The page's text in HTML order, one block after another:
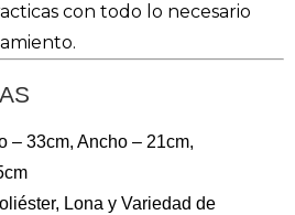
con todo lo necesario
– 33cm, Ancho – 21cm,
Lona y Variedad de